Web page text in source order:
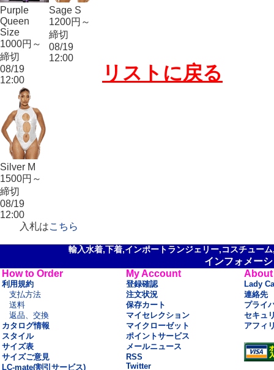
Purple
Queen
Size
1000円～
締切
08/19
12:00
Sage S
1200円～
締切
08/19
12:00
Silver M
1500円～
締切
08/19
12:00
入札はこちら
リストに戻る
輸入水着,下着,インポートランジェリー,コスチュー
インフォメー
How to Order
利用規約
支払方法
送料
返品、交換
カタログ情報
スタイル
サイズ表
サイズご意見
LC-mate(割引サービス)
My Account
登録確認
注文状況
保存カート
マイセレクション
マイクローゼット
ポイントサービス
メールニュース
RSS
Twitter
About
Lady
連絡先
プライ
セキュ
アフィ